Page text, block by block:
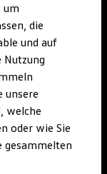
um
die
und auf
Nutzung
unsere
welche
oder wie Sie
gesammelten